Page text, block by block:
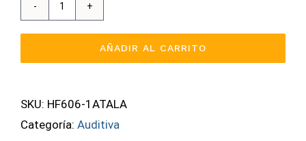
Auditivo
A
Casco
AÑADIR AL CARRITO
SKU: HF606-1ATALA
Categoría: Auditiva